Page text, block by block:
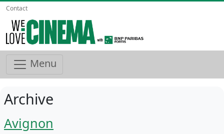
Contact
Menu
Archive
Avignon